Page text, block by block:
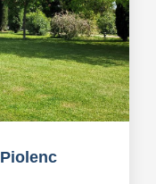
Piolenc